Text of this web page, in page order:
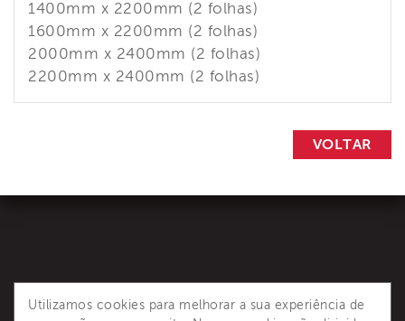
1400mm x 2200mm (2 folhas)
1600mm x 2200mm (2 folhas)
2000mm x 2400mm (2 folhas)
2200mm x 2400mm (2 folhas)
VOLTAR
Utilizamos cookies para melhorar a sua experiência de